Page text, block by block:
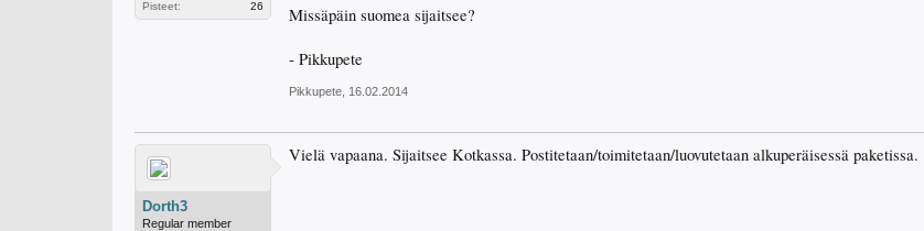
Pisteet:
26 Missäpäin suomea sijaitsee?
- Pikkupete
Pikkupete 16.02.2014
Dorth3
Regular member
Vielä vapaana. Sijaitsee Kotkassa. Postitetaan/toimitetaan/luovutetaan alkuperäisessä paketissa.